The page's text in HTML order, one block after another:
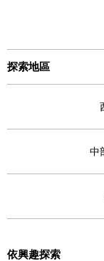
探索地區
中
依興趣探索